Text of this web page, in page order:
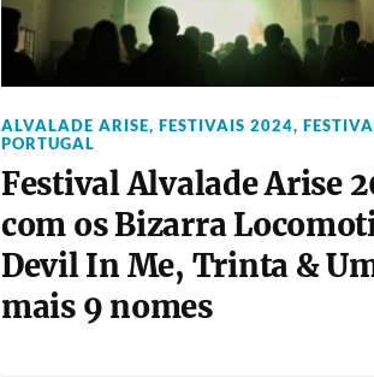
ALVALADE ARISE, FESTIVAIS 2024,
PORTUGAL
Festival Alvalade Arise
com os Bizarra
Devil In Me, Trinta &
mais 9 nomes